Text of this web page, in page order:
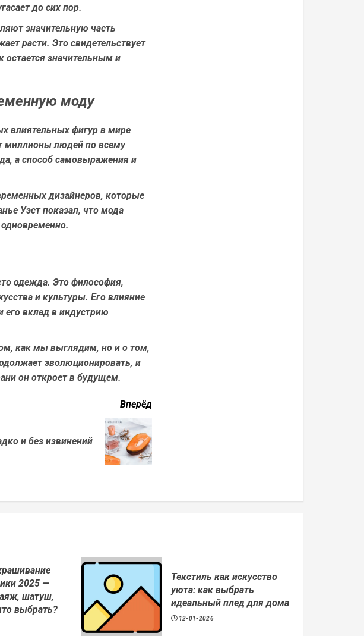
до сих пор.
значительную часть
расти. Это свидетельствует
остается значительным и
моду
влиятельных фигур в мире
миллионы людей по всему
а способ самовыражения и
дизайнеров, которые
Уэст показал, что мода
одежда. Это философия,
и культуры. Его влияние
вклад в индустрию
как мы выглядим, но и о том,
эволюционировать, и
он откроет в будущем.
Вперёд
и без извинений
2025 —
шатуш,
выбрать?
Текстиль как искусство
уюта: как выбрать
идеальный плед для дома
12-01-2026